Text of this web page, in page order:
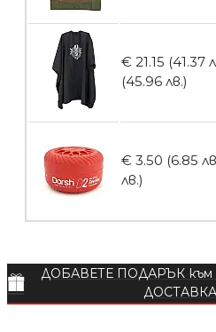
Пила за
€ 21.15 (41.37
(45.96 лв.)
€ 3.50 (6.85
лв.)
ДОБАВЕТЕ ПОДАРЪК към
ДОСТАВКА